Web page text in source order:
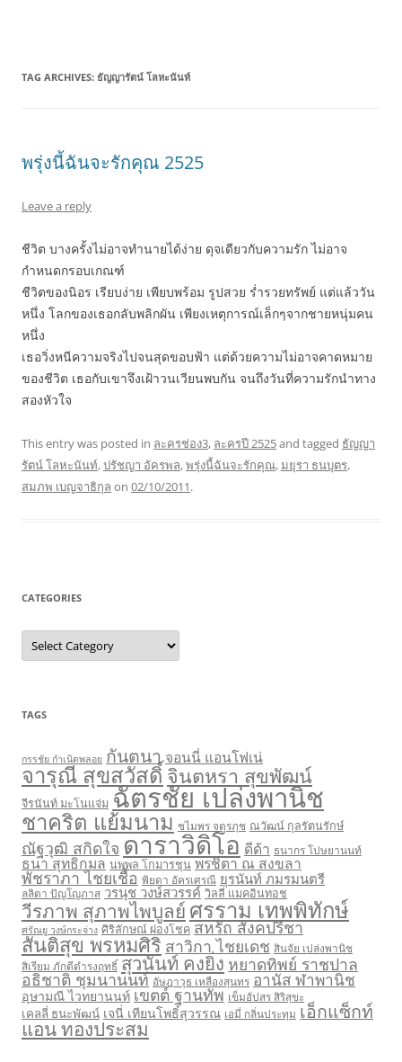
TAG ARCHIVES: ธัญญารัตน์ โลหะนันท์
พรุ่งนี้ฉันจะรักคุณ 2525
Leave a reply
ชีวิต บางครั้งไม่อาจทำนายได้ง่าย ดุจเดียวกับความรัก ไม่อาจ
กำหนดกรอบเกณฑ์
ชีวิตของนิอร เรียบง่าย เพียบพร้อม รูปสวย ร่ำรวยทรัพย์ แต่แล้ววัน
หนึ่ง โลกของเธอกลับพลิกผัน เพียงเหตุการณ์เล็กๆจากชายหนุ่มคน
หนึ่ง
เธอวิ่งหนีความจริงไปจนสุดขอบฟ้า แต่ด้วยความไม่อาจคาดหมาย
ของชีวิต เธอกับเขาจึงเฝ้าวนเวียนพบกัน จนถึงวันที่ความรักนำทาง
สองหัวใจ
This entry was posted in ละครช่อง3, ละครปี 2525and tagged ธัญญา
รัตน์ โลหะนันท์,ปรัชญา อัครพล,พรุ่งนี้ฉันจะรักคุณ,มยุรา ธนบุตร,
สมภพ เบญจาธิกุล on 02/10/2011.
CATEGORIES
C
t
r
i
TAGS
กรรชัย กำเนิดพลอย กันตนา จอนนี่ แอนโฟเน่
จารุณี สุขสวัสดิ์ จินตหรา สุขพัฒน์
จีรนันท์ มะโนแจ่ม ฉัตรชัย เปล่งพานิช
ชาคริต แย้มนาม ชไมพร จตุรภุช ณวัฒน์ กุลรัตนรักษ์
ณัฐวุฒิ สกิดใจ ดาราวิดิโอ ดีด้า ธนากร โปษยานนท์
ธนา สุทธิกมล นพพล โกมารชุน พรชิตา ณ สงขลา
พัชราภา ไชยเชื้อ พิยดา อัครเศรณี ยุรนันท์ ภมรมนตรี
ลลิตา ปัญโญภาส วรนุช วงษ์สวรรค์ วิลลี่ แมคอินทอช
วีรภาพ สุภาพไพบูลย์ศรราม เทพพิทักษ์
ศรัณยู วงษ์กระจ่าง ศิริลักษณ์ ผ่องโชค สหรัถ สังคปรีชา
สันติสุข พรหมศิริ สาวิกา ไชยเดช สินจัย เปล่งพานิช
สิเรียม ภักดีดำรงฤทธิ์ สุวนันท์ คงยิ่ง หยาดทิพย์ ราชปาล
อธิชาติ ชุมนานนท์ อัษฎาวุธ เหลืองสุนทร อานัส ฬาพานิช
อุษามณี ไวทยานนท์ เขตต์ ฐานทัพ เข็มอัปสร สิริสุขะ
เคลลี่ ธนะพัฒน์ เจนี่ เทียนโพธิ์สุวรรณ เอมี่ กลิ่นประทุม เอ็กแซ็กท์
แอน ทองประสม